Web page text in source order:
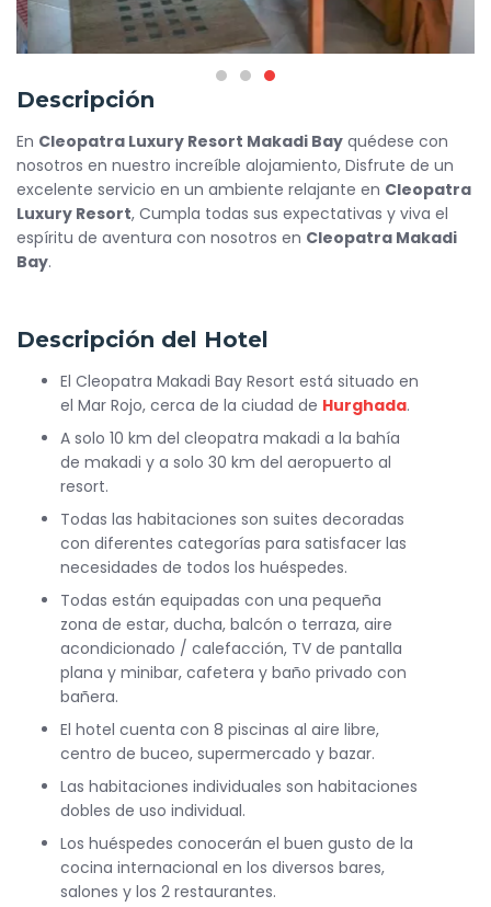
Descripción
En Cleopatra Luxury Resort Makadi Bay quédese con
nosotros en nuestro increíble alojamiento, Disfrute de un
excelente servicio en un ambiente relajante en Cleopatra
Luxury Resort, Cumpla todas sus expectativas y viva el
espíritu de aventura con nosotros en Cleopatra Makadi
Bay.
Descripción del Hotel
El Cleopatra Makadi Bay Resort está situado en
el Mar Rojo, cerca de la ciudad de Hurghada.
A solo 10 km del cleopatra makadi a la bahía
de makadi y a solo 30 km del aeropuerto al
resort.
Todas las habitaciones son suites decoradas
con diferentes categorías para satisfacer las
necesidades de todos los huéspedes.
Todas están equipadas con una pequeña
zona de estar, ducha, balcón o terraza, aire
acondicionado / calefacción, TV de pantalla
plana y minibar, cafetera y baño privado con
bañera.
El hotel cuenta con 8 piscinas al aire libre,
centro de buceo, supermercado y bazar.
Las habitaciones individuales son habitaciones
dobles de uso individual.
Los huéspedes conocerán el buen gusto de la
cocina internacional en los diversos bares,
salones y los 2 restaurantes.